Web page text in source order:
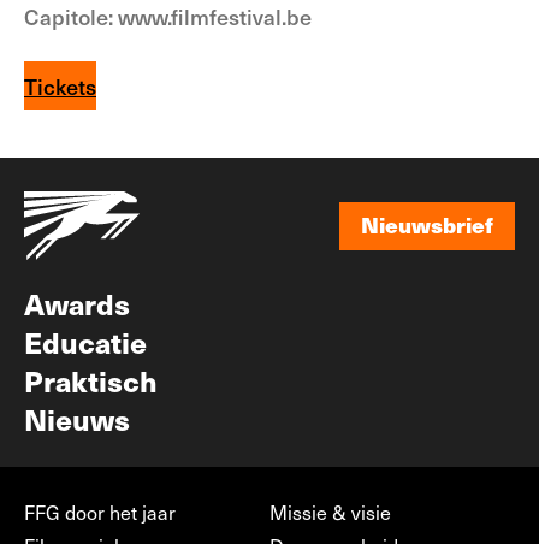
Capitole: www.filmfestival.be
Tickets
Nieuwsbrief
Awards
Educatie
Praktisch
Nieuws
FFG door het jaar
Missie & visie